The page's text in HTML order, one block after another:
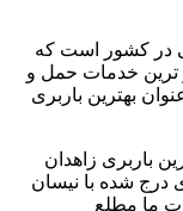
در کشور است که
ترین خدمات حمل و
بهترین باربری
باربری زاهدان
درج شده با نیسان
ما مطلع